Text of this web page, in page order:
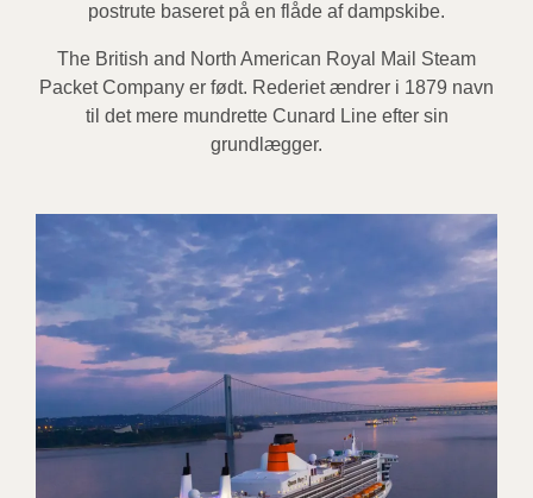
postrute baseret på en flåde af dampskibe.
The British and North American Royal Mail Steam
Packet Company er født. Rederiet ændrer i 1879 navn
til det mere mundrette Cunard Line efter sin
grundlægger.